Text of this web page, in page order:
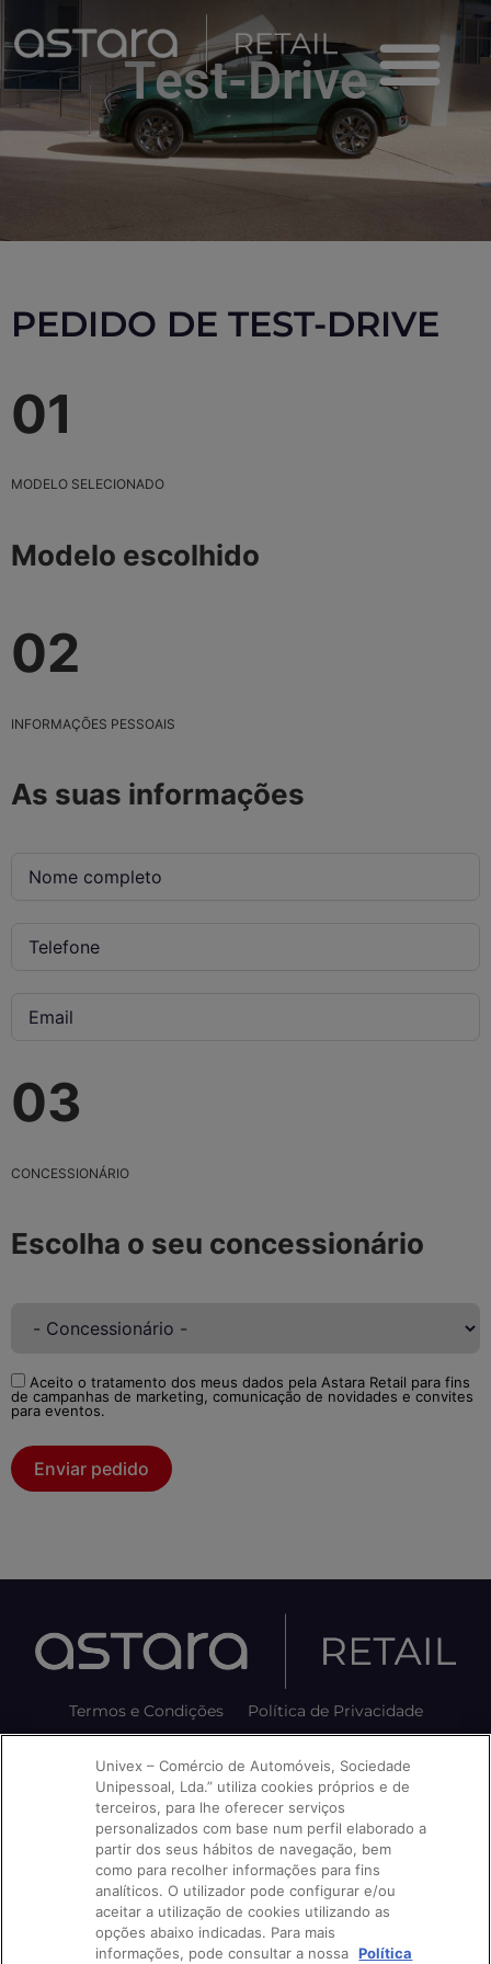
Test-Drive
PEDIDO DE TEST-DRIVE
01
MODELO SELECIONADO
Modelo escolhido
02
INFORMAÇÕES PESSOAIS
As suas informações
03
CONCESSIONÁRIO
Escolha o seu concessionário
Aceito o tratamento dos meus dados pela Astara Retail para fins
de campanhas de marketing, comunicação de novidades e convites
para eventos.
Enviar pedido
Termos e Condições Política de Privacidade
Livro de Reclamações
Siga-nos nas nossas redes:
Univex – Comércio de Automóveis, Sociedade
Unipessoal, Lda.” utiliza cookies próprios e de
terceiros, para lhe oferecer serviços
personalizados com base num perfil elaborado a
partir dos seus hábitos de navegação, bem
como para recolher informações para fins
analíticos. O utilizador pode configurar e/ou
aceitar a utilização de cookies utilizando as
opções abaixo indicadas. Para mais
informações, pode consultar a nossa Política